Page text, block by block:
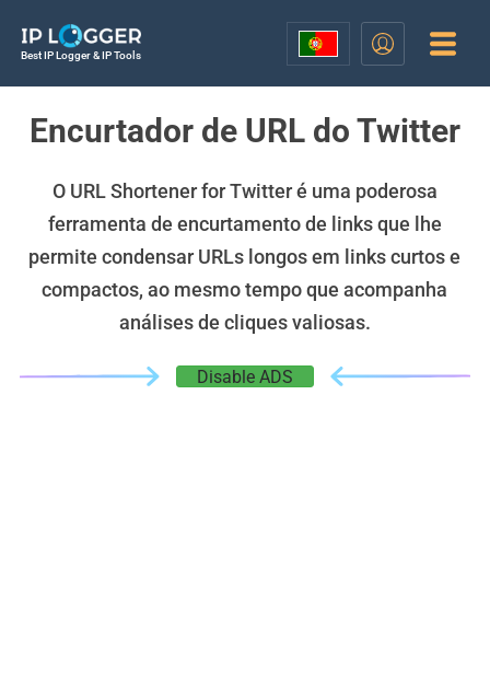
Best IP Logger & IP Tools
Encurtador de URL do Twitter
O URL Shortener for Twitter é uma poderosa
ferramenta de encurtamento de links que lhe
permite condensar URLs longos em links curtos e
compactos, ao mesmo tempo que acompanha
análises de cliques valiosas.
Disable ADS